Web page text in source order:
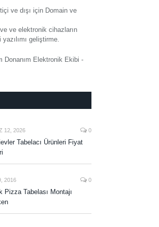
ve dışı için Domain ve
ve elektronik cihazların
geliştirme.
Donanım Elektronik Ekibi -
12, 2026 0
Tabelacı Ürünleri Fiyat
2016 0
Pizza Tabelası Montajı